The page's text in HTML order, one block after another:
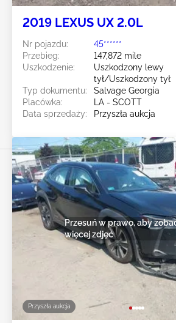
2019 LEXUS UX 2.0L
Nr pojazdu:
45******
Przebieg:
147,872 mile
Uszkodzenie:
Uszkodzony lewy
tył/Uszkodzony tył
Typ dokumentu:
Salvage Georgia
Placówka:
LA - SCOTT
Data sprzedaży:
Przyszła aukcja
Przyszła aukcja
Przesuń w prawo, aby
więcej zdjęć